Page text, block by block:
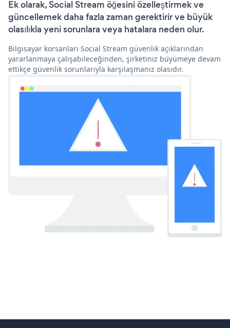
Ek olarak, Social Stream öğesini özelleştirmek ve
güncellemek daha fazla zaman gerektirir ve büyük
olasılıkla yeni sorunlara veya hatalara neden olur.
Bilgisayar korsanları Social Stream güvenlik açıklarından
yararlanmaya çalışabileceğinden, şirketiniz büyümeye devam
ettikçe güvenlik sorunlarıyla karşılaşmanız olasıdır.